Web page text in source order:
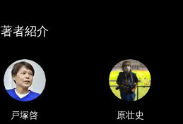
著者紹介
戸塚啓 原壮史